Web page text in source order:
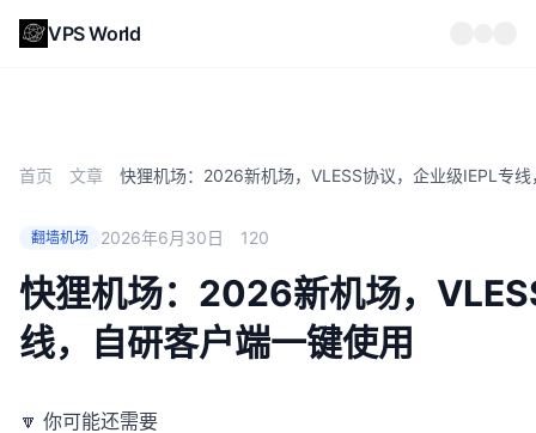
VPS World
首页 文章 快狸机场：2026新机场，VLESS协议，企业级IEPL专
翻墙机场 2026年6月30日 120
快狸机场：2026新机场，
线，自研客户端一键使用
🔽 你可能还需要